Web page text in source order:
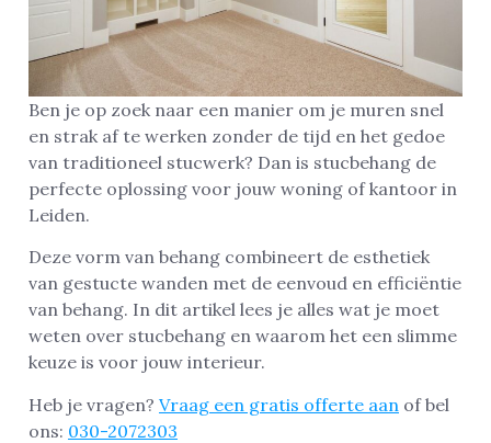
Ben je op zoek naar een manier om je muren snel
en strak af te werken zonder de tijd en het gedoe
van traditioneel stucwerk? Dan is stucbehang de
perfecte oplossing voor jouw woning of kantoor in
Leiden.
Deze vorm van behang combineert de esthetiek
van gestucte wanden met de eenvoud en efficiëntie
van behang. In dit artikel lees je alles wat je moet
weten over stucbehang en waarom het een slimme
keuze is voor jouw interieur.
Heb je vragen? Vraag een gratis offerte aan of bel
ons: 030-2072303